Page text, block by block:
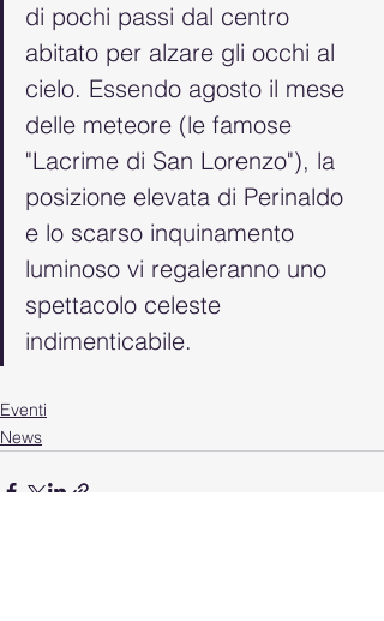
di pochi passi dal centro
abitato per alzare gli occhi al
cielo. Essendo agosto il mese
delle meteore (le famose
"Lacrime di San Lorenzo"), la
posizione elevata di Perinaldo
e lo scarso inquinamento
luminoso vi regaleranno uno
spettacolo celeste
indimenticabile.
Eventi
News